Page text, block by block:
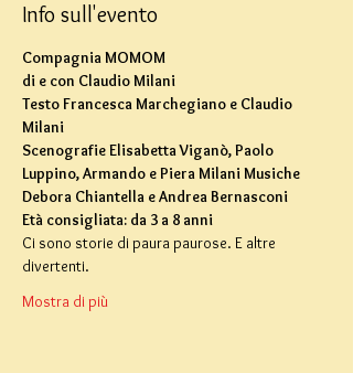
Info sull'evento
Compagnia MOMOM
di e con Claudio Milani
Testo Francesca Marchegiano e Claudio
Milani
Scenografie Elisabetta Viganò, Paolo
Luppino, Armando e Piera Milani Musiche
Debora Chiantella e Andrea Bernasconi
Età consigliata: da 3 a 8 anni
Ci sono storie di paura paurose. E altre
divertenti.
Mostra di più